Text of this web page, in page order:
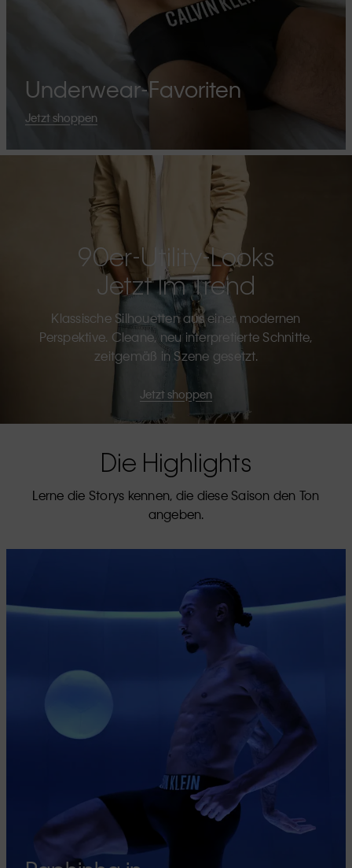
Underwear-Favoriten
Jetzt shoppen
90er-Utility-Looks
Jetzt Im Trend
Klassische Silhouetten aus einer modernen
Perspektive. Cleane, neu interpretierte Schnitte,
zeitgemäß in Szene gesetzt.
Jetzt shoppen
Die Highlights
Lerne die Storys kennen, die diese Saison den Ton
angeben.